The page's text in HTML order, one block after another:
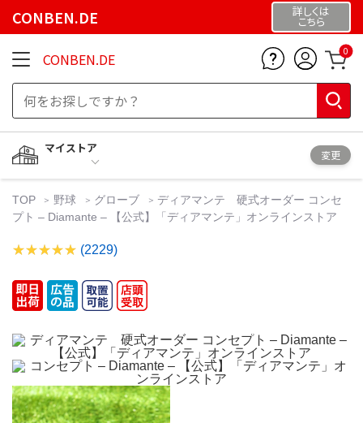
CONBEN.DE 詳しくは
こちら
CONBEN.DE 0
マイストア
変更
TOP 野球 グローブ
ディアマンテ 硬式オーダー コンセ
プト – Diamante – 【公式】「ディアマンテ」オンラインストア
(2229)